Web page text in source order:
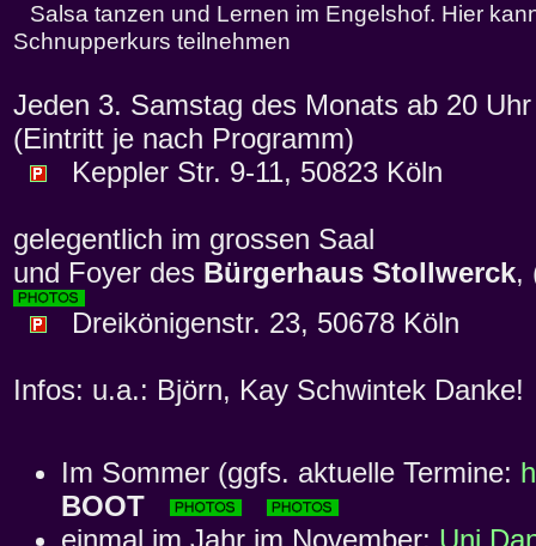
Salsa tanzen und Lernen im Engelshof. Hier
Schnupperkurs teilnehmen
Jeden 3. Samstag des Monats ab 20
(Eintritt je nach Programm)
Keppler Str. 9-11, 50823 Köln
gelegentlich im grossen Saal
und Foyer des Bürgerhaus Stollwerck,
Dreikönigenstr. 23, 50678 Köln
Infos: u.a.: Björn, Kay Schwintek Danke!
Im Sommer (ggfs. aktuelle Termine:
BOOT